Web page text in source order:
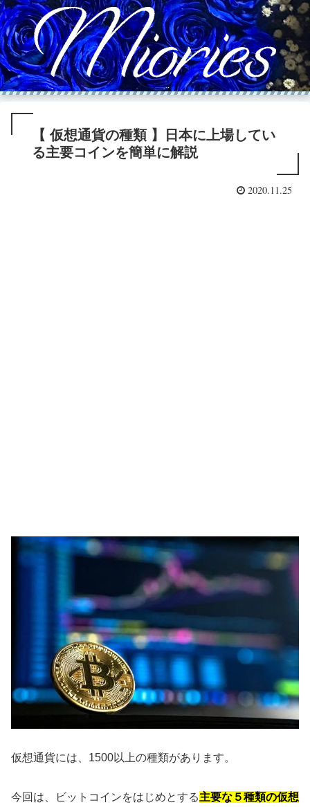
【 仮想通貨の種類 】日本に上場してい
る主要コインを簡単に解説
2020.11.25
仮想通貨には、1500以上の種類があります。
今回は、ビットコインをはじめとする主要な５種類の仮想